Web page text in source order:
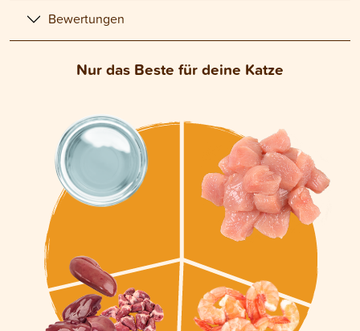
Bewertungen
Nur das Beste für deine Katze